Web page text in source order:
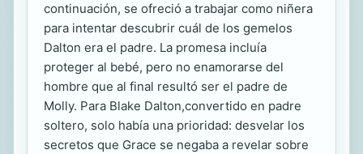
continuación, se ofreció a trabajar como niñera
para intentar descubrir cuál de los gemelos
Dalton era el padre. La promesa incluía
proteger al bebé, pero no enamorarse del
hombre que al final resultó ser el padre de
Molly. Para Blake Dalton,convertido en padre
soltero, solo había una prioridad: desvelar los
secretos que Grace se negaba a revelar sobre